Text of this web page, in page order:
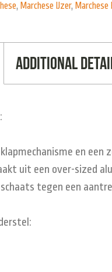
, Marchese IJzer, Marchese
Additional
en een
uit een over-sized
tegen een